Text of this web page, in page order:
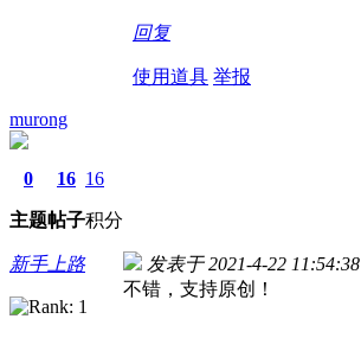
回复
使用道具 举报
murong
0
主题
16
帖子
16
积分
新手上路 发表于 2021-4-22 11:54:38
不错，支持原创！